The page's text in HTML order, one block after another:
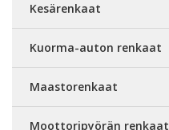
Kesärenkaat
Kuorma-auton renkaat
Maastorenkaat
Moottoripyörän renkaat